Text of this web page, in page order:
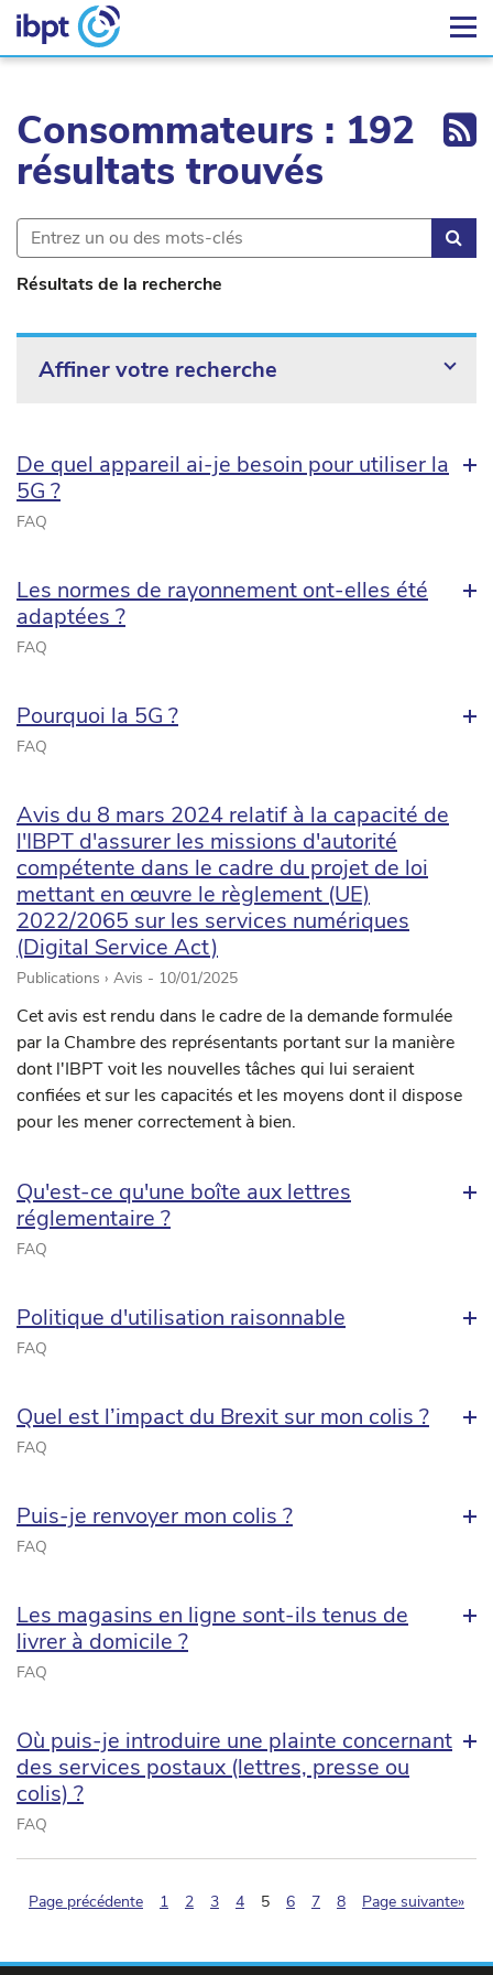
Consommateurs : 192
résultats trouvés
Résultats de la recherche
Affiner votre recherche
De quel appareil ai-je besoin pour utiliser la
5G ?
FAQ
Les normes de rayonnement ont-elles été
adaptées ?
FAQ
Pourquoi la 5G ?
FAQ
Avis du 8 mars 2024 relatif à la capacité de
l'IBPT d'assurer les missions d'autorité
compétente dans le cadre du projet de loi
mettant en œuvre le règlement (UE)
2022/2065 sur les services numériques
(Digital Service Act)
Publications › Avis - 10/01/2025
Cet avis est rendu dans le cadre de la demande formulée
par la Chambre des représentants portant sur la manière
dont l'IBPT voit les nouvelles tâches qui lui seraient
confiées et sur les capacités et les moyens dont il dispose
pour les mener correctement à bien.
Qu'est-ce qu'une boîte aux lettres
réglementaire ?
FAQ
Politique d'utilisation raisonnable
FAQ
Quel est l’impact du Brexit sur mon colis ?
FAQ
Puis-je renvoyer mon colis ?
FAQ
Les magasins en ligne sont-ils tenus de
livrer à domicile ?
FAQ
Où puis-je introduire une plainte concernant
des services postaux (lettres, presse ou
colis) ?
FAQ
Page précédente 1 2 3 4 5(pagination.current)
6 7 8 Page suivante»